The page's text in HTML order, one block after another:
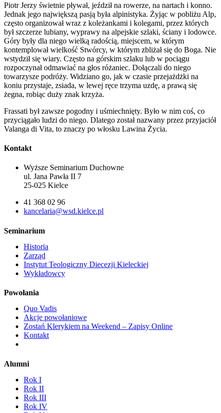
Piotr Jerzy świetnie pływał, jeździł na rowerze, na nartach i konno.
Jednak jego największą pasją była alpinistyka. Żyjąc w pobliżu Alp,
często organizował wraz z koleżankami i kolegami, przez których
był szczerze lubiany, wyprawy na alpejskie szlaki, ściany i lodowce.
Góry były dla niego wielką radością, miejscem, w którym
kontemplował wielkość Stwórcy, w którym zbliżał się do Boga. Nie
wstydził się wiary. Często na górskim szlaku lub w pociągu
rozpoczynał odmawiać na głos różaniec. Dołączali do niego
towarzysze podróży. Widziano go, jak w czasie przejażdżki na
koniu przystaje, zsiada, w lewej ręce trzyma uzdę, a prawą się
żegna, robiąc duży znak krzyża.
Frassati był zawsze pogodny i uśmiechnięty. Było w nim coś, co
przyciągało ludzi do niego. Dlatego został nazwany przez przyjaciół
Valanga di Vita, to znaczy po włosku Lawina Życia.
Kontakt
Wyższe Seminarium Duchowne
ul. Jana Pawła II 7
25-025 Kielce
41 368 02 96
kancelaria@wsd.kielce.pl
Seminarium
Historia
Zarząd
Instytut Teologiczny Diecezji Kieleckiej
Wykładowcy
Powołania
Quo Vadis
Akcje powołaniowe
Zostań Klerykiem na Weekend – Zapisy Online
Kontakt
Alumni
Rok I
Rok II
Rok III
Rok IV